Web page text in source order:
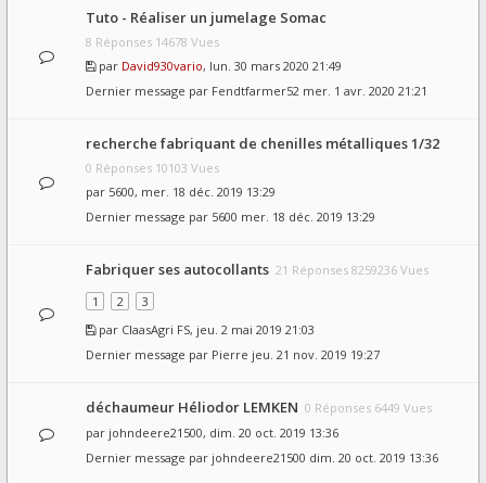
Tuto - Réaliser un jumelage Somac
8 Réponses 14678 Vues
par David930vario, lun. 30 mars 2020 21:49
Dernier message par Fendtfarmer52 mer. 1 avr. 2020 21:21
recherche fabriquant de chenilles métalliques 1/32
0 Réponses 10103 Vues
par 5600, mer. 18 déc. 2019 13:29
Dernier message par 5600 mer. 18 déc. 2019 13:29
Fabriquer ses autocollants 21 Réponses 8259236 Vues
1
2
3
par ClaasAgri FS, jeu. 2 mai 2019 21:03
Dernier message par Pierre jeu. 21 nov. 2019 19:27
déchaumeur Héliodor LEMKEN 0 Réponses 6449 Vues
par johndeere21500, dim. 20 oct. 2019 13:36
Dernier message par johndeere21500 dim. 20 oct. 2019 13:36